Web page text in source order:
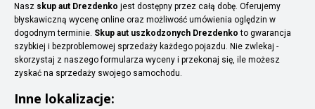
Nasz skup aut Drezdenko jest dostępny przez całą dobę. Oferujemy
błyskawiczną wycenę online oraz możliwość umówienia oględzin w
dogodnym terminie. Skup aut uszkodzonych Drezdenko to gwarancja
szybkiej i bezproblemowej sprzedaży każdego pojazdu. Nie zwlekaj -
skorzystaj z naszego formularza wyceny i przekonaj się, ile możesz
zyskać na sprzedaży swojego samochodu.
Inne lokalizacje: